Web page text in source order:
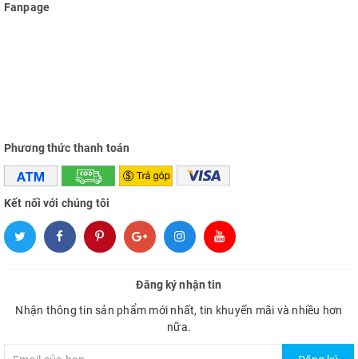
Fanpage
Phương thức thanh toán
Kết nối với chúng tôi
Đăng ký nhận tin
Nhận thông tin sản phẩm mới nhất, tin khuyến mãi và nhiều hơn
nữa.